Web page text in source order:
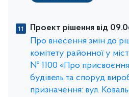
Проект рішення від
Про внесення змін до
комітету районної у
№ 1100 «Про
будівель та споруд
призначення: вул.